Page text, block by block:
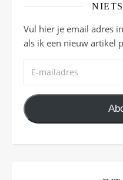
Vul hier je email adres
als ik een nieuw artikel